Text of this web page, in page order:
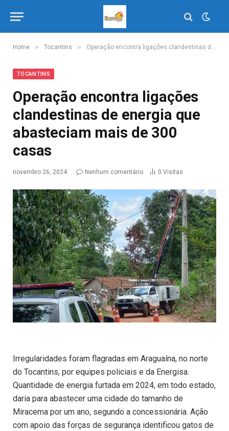
Home » Tocantins » Operação encontra ligações clandestinas de energia que abasteciam mais de 300 casas
TOCANTINS
Operação encontra ligações
clandestinas de energia que
abasteciam mais de 300
casas
novembro 26, 2024 Nenhum comentário 0 Visitas
Irregularidades foram flagradas em Araguaína, no norte
do Tocantins, por equipes policiais e da Energisa.
Quantidade de energia furtada em 2024, em todo estado,
daria para abastecer uma cidade do tamanho de
Miracema por um ano, segundo a concessionária. Ação
com apoio das forças de segurança identificou gatos de